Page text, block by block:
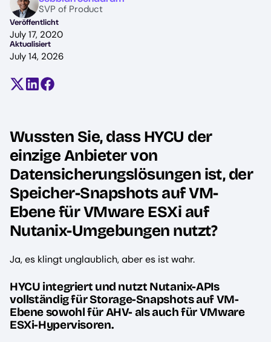
SVP of Product
Veröffentlicht
July 17, 2020
Aktualisiert
July 14, 2026
Teilen auf X (früher Twitter)
Auf LinkedIn teilen
Auf Facebook teilen
Wussten Sie, dass HYCU der
einzige Anbieter von
Datensicherungslösungen ist, der
Speicher-Snapshots auf VM-
Ebene für VMware ESXi auf
Nutanix-Umgebungen nutzt?
Ja, es klingt unglaublich, aber es ist wahr.
HYCU integriert und nutzt Nutanix-APIs
vollständig für Storage-Snapshots auf VM-
Ebene sowohl für AHV- als auch für VMware
ESXi-Hypervisoren.